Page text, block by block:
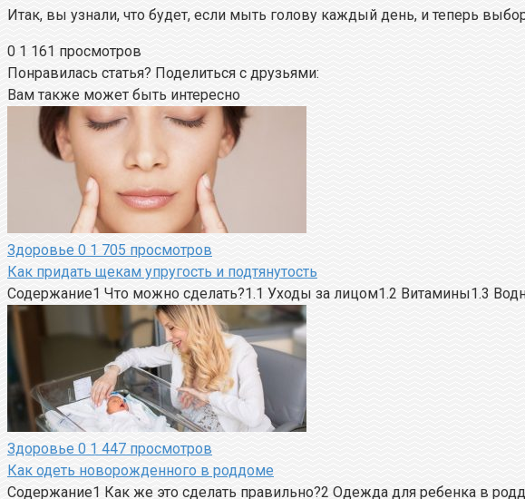
Итак, вы узнали, что будет, если мыть голову каждый день, и теперь
0 1 161 просмотров
Понравилась статья? Поделиться с друзьями:
Вам также может быть интересно
Здоровье 0 1 705 просмотров
Как придать щекам упругость и подтянутость
Содержание1 Что можно сделать?1.1 Уходы за лицом1.2 Витамины1.3
Здоровье 0 1 447 просмотров
Как одеть новорожденного в роддоме
Содержание1 Как же это сделать правильно?2 Одежда для ребенка в